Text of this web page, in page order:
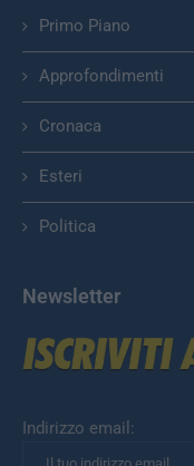
Primo Piano
Approfondimenti
Cronaca
Esteri
Politica
Newsletter
Indirizzo email: